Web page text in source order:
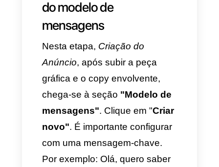
da Meta.
Passo 2: Definição do
canal de destino para
interação
Na opçãoConjunto de
Anúncios
Local de
conversão, deve-se selecionar